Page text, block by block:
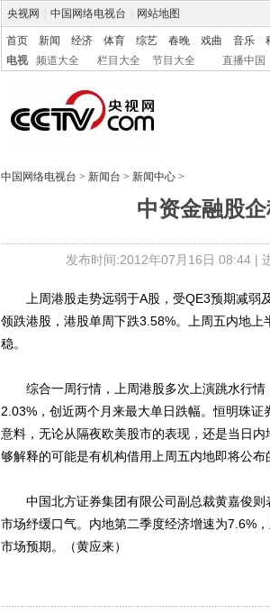
央视网 中国网络电视台 网站地图
首页 新闻 经济 体育 综艺 春晚 戏曲 音乐
电视
频道大全 栏目大全 节目大全 直播中国
中国网络电视台 > 新闻台 > 新闻中心 >
中资金融股
发布时间:2012年07月16日 08:44 |
上周港股走势远弱于A股，受QE3预期减弱
领跌港股，港股单周下跌3.58%。上周五内地
稳。
综合一周行情，上周港股多次上演跳水行情
2.03%，创近两个月来最大单日跌幅。恒明珠
意料，无论从隔夜欧美股市的表现，还是当日
够解释的可能是有机构借用上周五内地即将公布
中国北方证券集团有限公司副总裁黄嘉俊则
市场纾缓口气。内地第二季度经济增速为7.6%
市场预期。（黄应来）